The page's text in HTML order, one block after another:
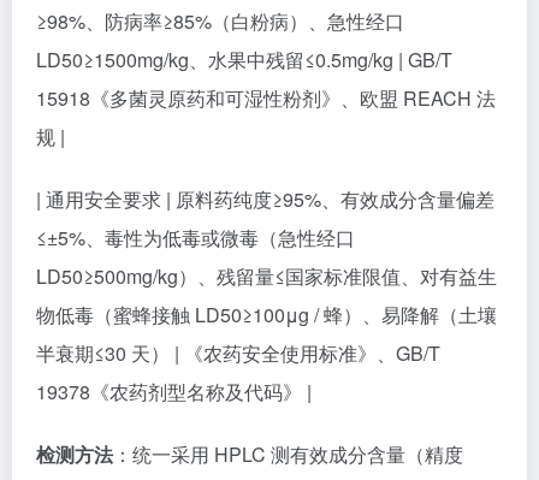
≥98%、防病率≥85%（白粉病）、急性经口
LD50≥1500mg/kg、水果中残留≤0.5mg/kg | GB/T
15918《多菌灵原药和可湿性粉剂》、欧盟 REACH 法
规 |
| 通用安全要求 | 原料药纯度≥95%、有效成分含量偏差
≤±5%、毒性为低毒或微毒（急性经口
LD50≥500mg/kg）、残留量≤国家标准限值、对有益生
物低毒（蜜蜂接触 LD50≥100μg / 蜂）、易降解（土壤
半衰期≤30 天） | 《农药安全使用标准》、GB/T
19378《农药剂型名称及代码》 |
检测方法 ：统一采用 HPLC 测有效成分含量（精度